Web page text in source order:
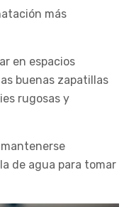
más
en espacios
buenas zapatillas
rugosas y
de agua para tomar